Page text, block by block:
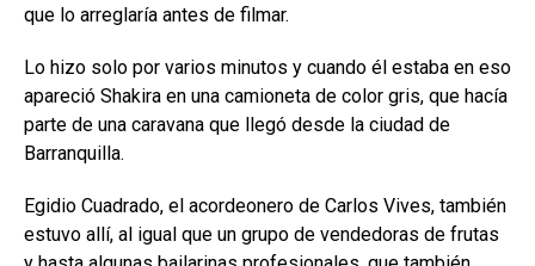
que lo arreglaría antes de filmar.
Lo hizo solo por varios minutos y cuando él estaba en eso
apareció Shakira en una camioneta de color gris, que hacía
parte de una caravana que llegó desde la ciudad de
Barranquilla.
Egidio Cuadrado, el acordeonero de Carlos Vives, también
estuvo allí, al igual que un grupo de vendedoras de frutas